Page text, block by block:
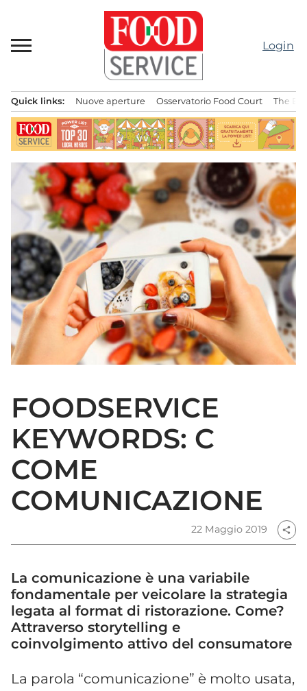
contenuto
Login
principale
Quick links: Nuove aperture Osservatorio Food Court The
FOODSERVICE
KEYWORDS: C
COME
COMUNICAZIONE
22 Maggio 2019 share
La comunicazione è una variabile
fondamentale per veicolare la strategia
legata al format di ristorazione. Come?
Attraverso storytelling e
coinvolgimento attivo del consumatore
La parola “comunicazione” è molto usata,